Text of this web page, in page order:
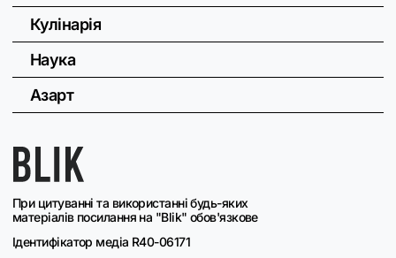
При цитуванні та використанні будь-яких
матеріалів посилання на "Blik" обов'язкове
Ідентифікатор медіа R40-06171
Кулінарія
Наука
Азарт